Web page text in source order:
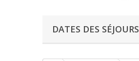
DATES DES SÉJOURS